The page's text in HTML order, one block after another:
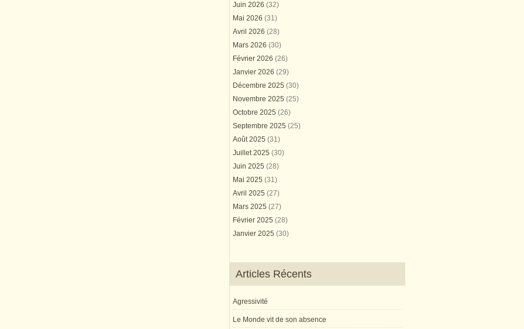
Juin 2026 (32)
Mai 2026 (31)
Avril 2026 (28)
Mars 2026 (30)
Février 2026 (26)
Janvier 2026 (29)
Décembre 2025 (30)
Novembre 2025 (25)
Octobre 2025 (26)
Septembre 2025 (25)
Août 2025 (31)
Juillet 2025 (30)
Juin 2025 (28)
Mai 2025 (31)
Avril 2025 (27)
Mars 2025 (27)
Février 2025 (28)
Janvier 2025 (30)
Articles Récents
Agressivité
Le Monde vit de son absence